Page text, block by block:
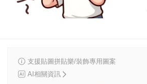
支援貼圖拼貼樂/裝飾專用圖案
AI相關資訊